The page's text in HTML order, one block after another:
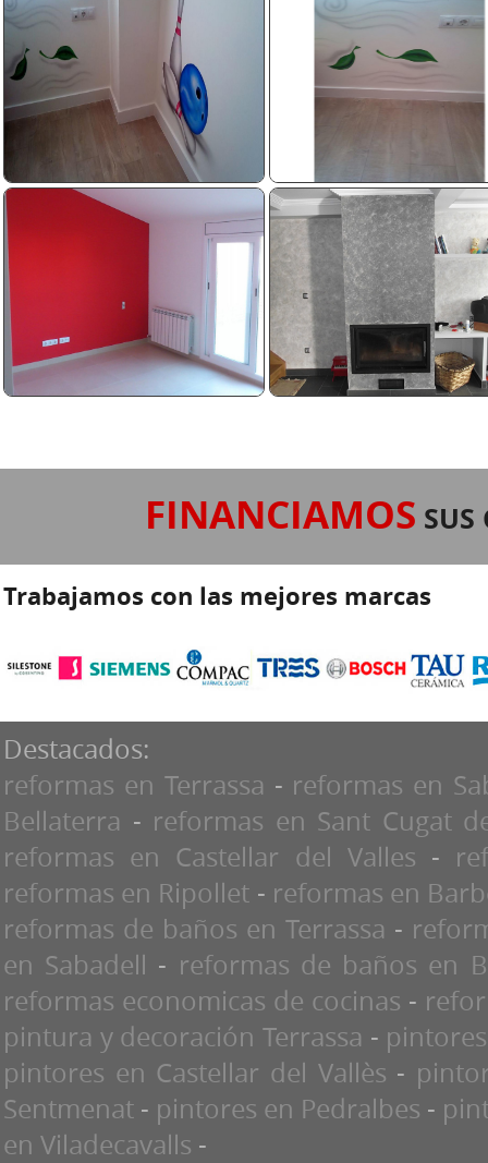
FINANCIAMOS SUS
Trabajamos con las mejores marcas
Destacados:
reformas en Terrassa - reformas en
Bellaterra - reformas en Sant Cugat
reformas en Castellar del Valles -
reformas en Ripollet - reformas en
reformas de baños en Terrassa -
en Sabadell - reformas de baños en
reformas economicas de cocinas -
pintura y decoración Terrassa -
pintores en Castellar del Vallès -
Sentmenat - pintores en Pedralbes -
en Viladecavalls -